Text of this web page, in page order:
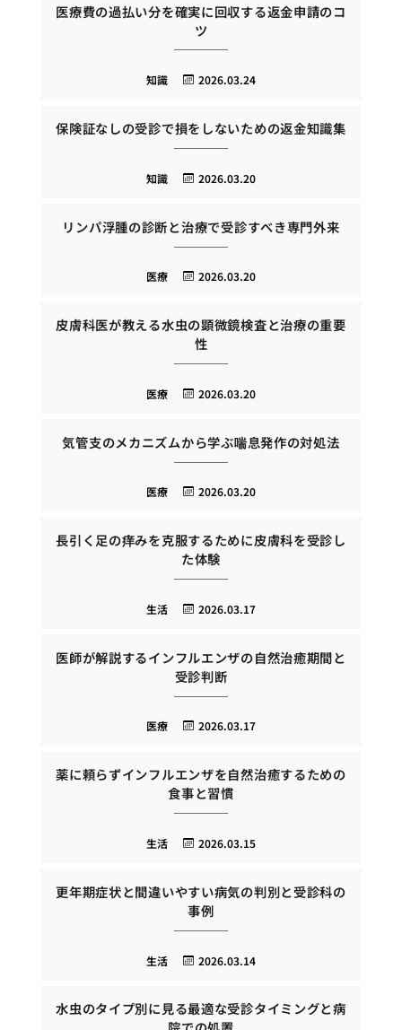
医療費の過払い分を確実に回収する返金申請のコ
ツ
2026.03.24
知識
保険証なしの受診で損をしないための返金知識集
2026.03.20
知識
リンパ浮腫の診断と治療で受診すべき専門外来
2026.03.20
医療
皮膚科医が教える水虫の顕微鏡検査と治療の重要
性
2026.03.20
医療
気管支のメカニズムから学ぶ喘息発作の対処法
2026.03.20
医療
長引く足の痒みを克服するために皮膚科を受診し
た体験
2026.03.17
生活
医師が解説するインフルエンザの自然治癒期間と
受診判断
2026.03.17
医療
薬に頼らずインフルエンザを自然治癒するための
食事と習慣
2026.03.15
生活
更年期症状と間違いやすい病気の判別と受診科の
事例
2026.03.14
生活
水虫のタイプ別に見る最適な受診タイミングと病